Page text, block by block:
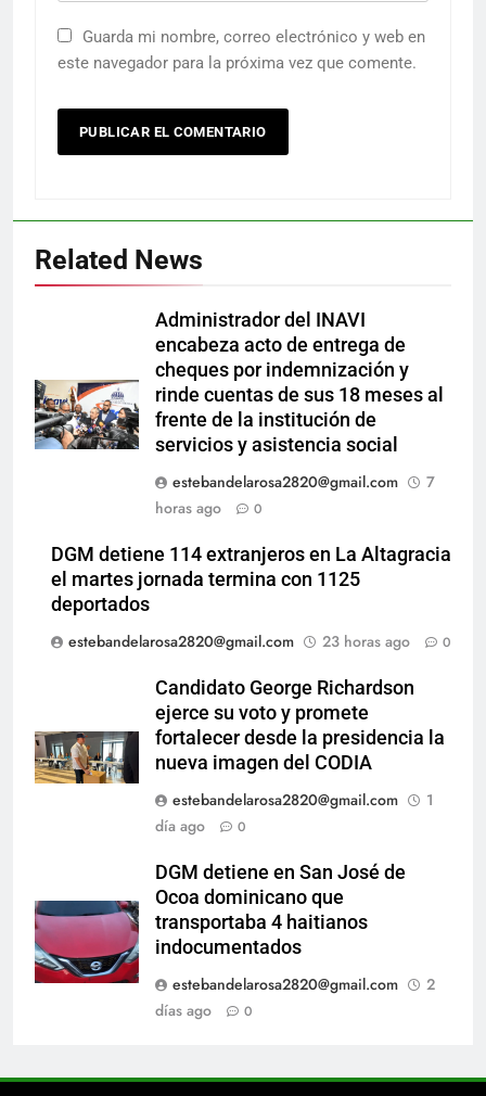
Guarda mi nombre, correo electrónico y web en
este navegador para la próxima vez que comente.
Related News
Administrador del INAVI
encabeza acto de entrega de
cheques por indemnización y
rinde cuentas de sus 18 meses al
frente de la institución de
servicios y asistencia social
estebandelarosa2820@gmail.com
7
horas ago
0
DGM detiene 114 extranjeros en La Altagracia
el martes jornada termina con 1125
deportados
estebandelarosa2820@gmail.com
23 horas ago 0
Candidato George Richardson
ejerce su voto y promete
fortalecer desde la presidencia la
nueva imagen del CODIA
estebandelarosa2820@gmail.com
1
día ago
0
DGM detiene en San José de
Ocoa dominicano que
transportaba 4 haitianos
indocumentados
estebandelarosa2820@gmail.com
2
días ago
0